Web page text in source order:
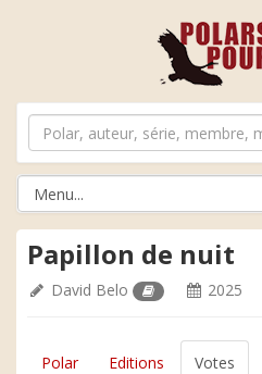
Papillon de nuit
David Belo 2025
Polar Editions Votes